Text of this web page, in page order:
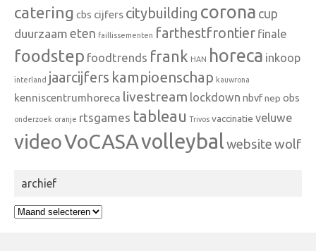
catering cbs cijfers citybuilding corona cup
duurzaam eten faillissementen farthestfrontier finale
foodstep foodtrends frank HAN horeca inkoop
interland jaarcijfers kampioenschap kauwrona
kenniscentrumhoreca livestream lockdown nbvfnep obs
onderzoek oranje rtsgames tableau Trivos vaccinatie veluwe
videoVoCASAvolleybalwebsitewolf
archief
archief